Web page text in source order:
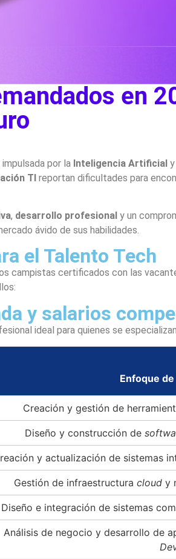
en
por la Inteligencia Artificial
TI reportan dificultades para
, desarrollo profesional y un
ávido de sus habilidades.
el Talento Tech
campistas certificados con las
y salarios
ideal para quienes se
Enfoque
Creación y gestión de
Diseño y construcción de
y actualización de sistemas
Gestión de infraestructura cloudy
Diseño e integración de sistemas
Análisis de negocio y desarrollo de